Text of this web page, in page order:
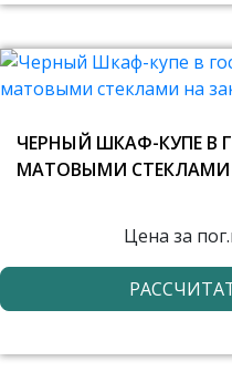
ЧЕРНЫЙ ШКАФ-КУПЕ В
МАТОВЫМИ СТЕКЛАМИ
Цена за